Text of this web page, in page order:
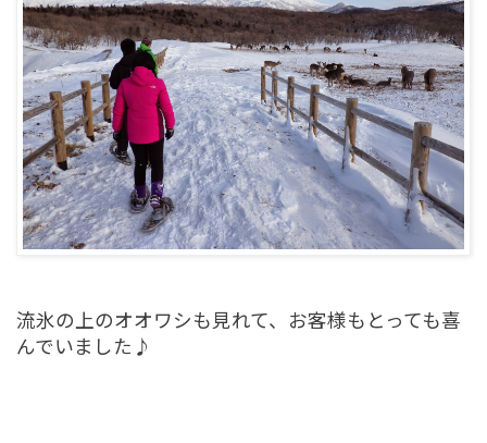
流氷の上のオオワシも見れて、お客様もとっても喜
んでいました♪